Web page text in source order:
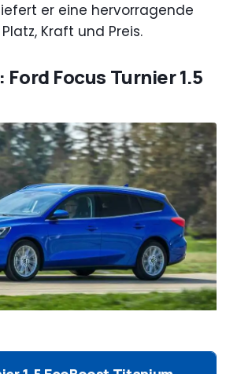
er eine hervorragende
Kraft und Preis.
Focus Turnier 1.5